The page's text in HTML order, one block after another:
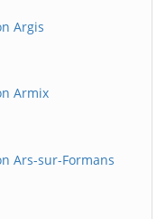
Argis
Armix
Ars-sur-Formans